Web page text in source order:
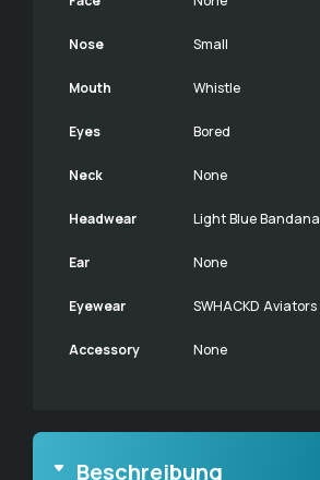
Nose Small
Mouth Whistle
Eyes Bored
Neck None
Headwear Light Blue Bandana
Ear None
Eyewear SWHACKD Aviators
Accessory None
Beschreibung